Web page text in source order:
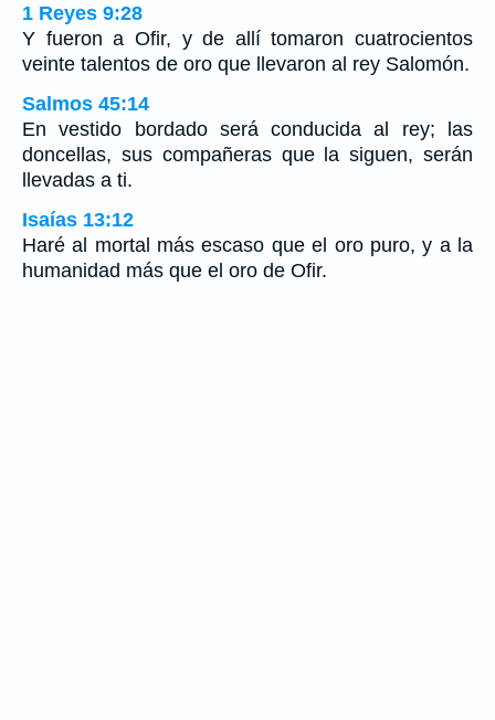
1 Reyes 9:28
Y fueron a Ofir, y de allí tomaron cuatrocientos
veinte talentos de oro que llevaron al rey Salomón.
Salmos 45:14
En vestido bordado será conducida al rey; las
doncellas, sus compañeras que la siguen, serán
llevadas a ti.
Isaías 13:12
Haré al mortal más escaso que el oro puro, y a la
humanidad más que el oro de Ofir.